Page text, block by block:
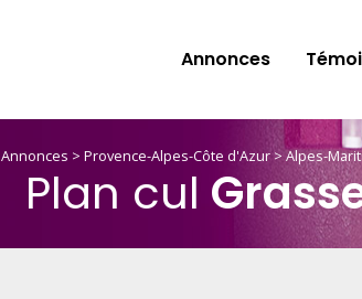
Annonces
Annonces > Provence-Alpes-Côte d'Azur> Alpes-
Plan cul